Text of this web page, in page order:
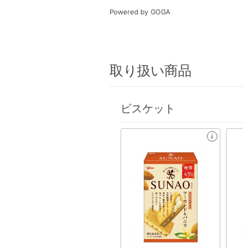
Powered by GOGA
取り扱い商品
ビスケット